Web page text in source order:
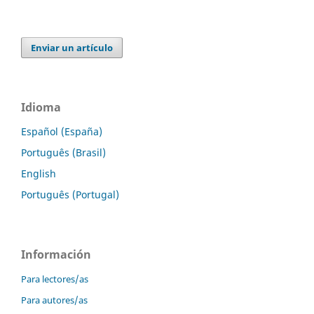
Enviar un artículo
Idioma
Español (España)
Português (Brasil)
English
Português (Portugal)
Información
Para lectores/as
Para autores/as